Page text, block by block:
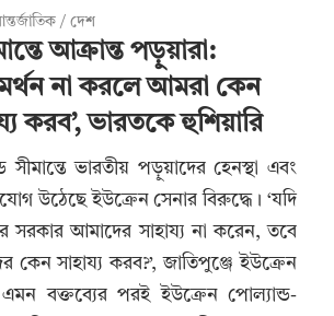
/ দেশ
আক্রান্ত পড়ুয়ারা:
না করলে আমরা কেন
করব’, ভারতকে হুশিয়ারি
সীমান্তে ভারতীয় পড়ুয়াদের হেনস্থা এবং
উঠেছে ইউক্রেন সেনার বিরুদ্ধে। ‘যদি
সরকার আমাদের সাহায্য না করেন, তবে
কেন সাহায্য করব?’, জাতিপুঞ্জে ইউক্রেন
এমন বক্তব্যের পরই ইউক্রেন পোল্যান্ড-